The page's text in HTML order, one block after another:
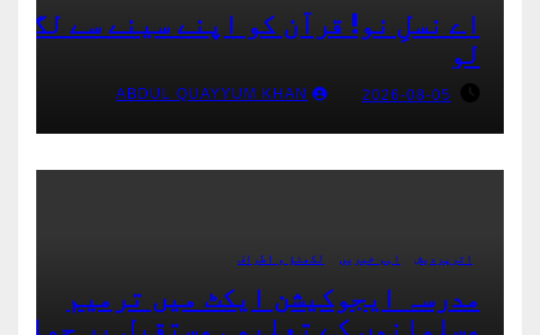
اے نسلِ نو! قرآن کو اپنے سینے سے لگا
لو
2026-08-05
ABDUL QUAYYUM KHAN
اترپردیش اہم خبریں لکھنؤ و اطراف
مدرسہ ایجوکیشن ایکٹ میں ترمیم
مسلمانوں کے تعلیمی مستقبل پر حملہ